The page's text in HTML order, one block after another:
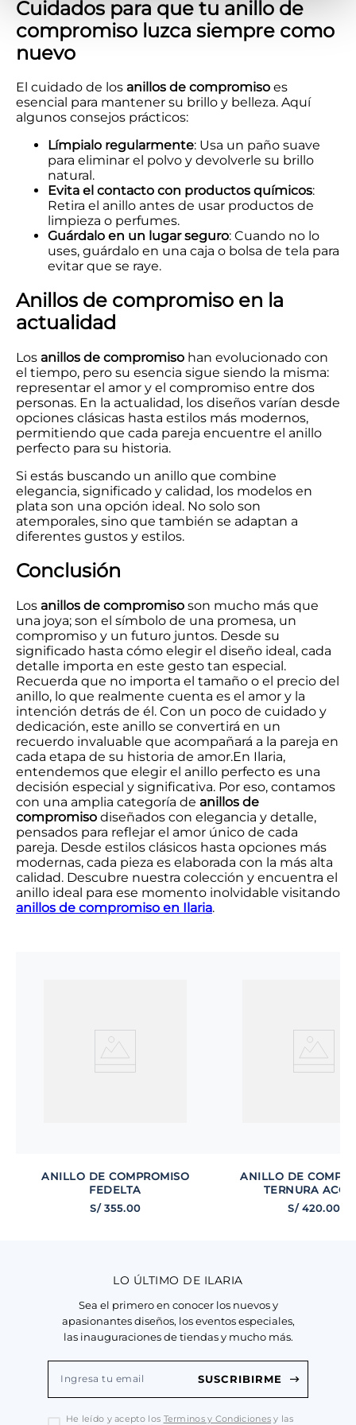
Cuidados para que tu anillo de
compromiso luzca siempre como
nuevo
El cuidado de los anillos de compromiso es
esencial para mantener su brillo y belleza. Aquí
algunos consejos prácticos:
Límpialo regularmente: Usa un paño suave
para eliminar el polvo y devolverle su brillo
natural.
Evita el contacto con productos químicos:
Retira el anillo antes de usar productos de
limpieza o perfumes.
Guárdalo en un lugar seguro: Cuando no lo
uses, guárdalo en una caja o bolsa de tela para
evitar que se raye.
Anillos de compromiso en la
actualidad
Los anillos de compromiso han evolucionado con
el tiempo, pero su esencia sigue siendo la misma:
representar el amor y el compromiso entre dos
personas. En la actualidad, los diseños varían desde
opciones clásicas hasta estilos más modernos,
permitiendo que cada pareja encuentre el anillo
perfecto para su historia.
Si estás buscando un anillo que combine
elegancia, significado y calidad, los modelos en
plata son una opción ideal. No solo son
atemporales, sino que también se adaptan a
diferentes gustos y estilos.
Conclusión
Los anillos de compromiso son mucho más que
una joya; son el símbolo de una promesa, un
compromiso y un futuro juntos. Desde su
significado hasta cómo elegir el diseño ideal, cada
detalle importa en este gesto tan especial.
Recuerda que no importa el tamaño o el precio del
anillo, lo que realmente cuenta es el amor y la
intención detrás de él. Con un poco de cuidado y
dedicación, este anillo se convertirá en un
recuerdo invaluable que acompañará a la pareja en
cada etapa de su historia de amor.En Ilaria,
entendemos que elegir el anillo perfecto es una
decisión especial y significativa. Por eso, contamos
con una amplia categoría de anillos de
compromiso diseñados con elegancia y detalle,
pensados para reflejar el amor único de cada
pareja. Desde estilos clásicos hasta opciones más
modernas, cada pieza es elaborada con la más alta
calidad. Descubre nuestra colección y encuentra el
anillo ideal para ese momento inolvidable visitando
anillos de compromiso en Ilaria.
ANILLO DE COMPROMISO
FEDELTA
S/ 355.00
ANILLO DE
TERNURA
S/ 420.00
LO ÚLTIMO DE ILARIA
Sea el primero en conocer los nuevos y
apasionantes diseños, los eventos especiales,
las inauguraciones de tiendas y mucho más.
SUSCRIBIRME
He leído y acepto los Terminos y Condiciones y las